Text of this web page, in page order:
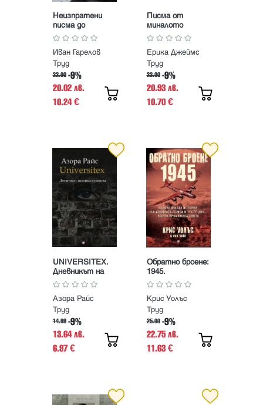
Неизпратени
писма до
Маргарита
Иван Гарелов
Труд
22.00 -9%
20.02 лв.
10.24€
Писма от
миналото
Ерика Джеймс
Труд
23.00 -9%
20.93 лв.
10.70 €
UNIVERSITEX.
Дневникът на
една студентка
Азора Райс
Труд
14.99 -9%
13.64 лв.
6.97€
Обратно броене:
1945.
Невероятната
история на
атомната бомба
и 116-те дни,
които промениха
света
Крис Уолъс
Труд
25.00 -9%
22.75 лв.
11.63 €